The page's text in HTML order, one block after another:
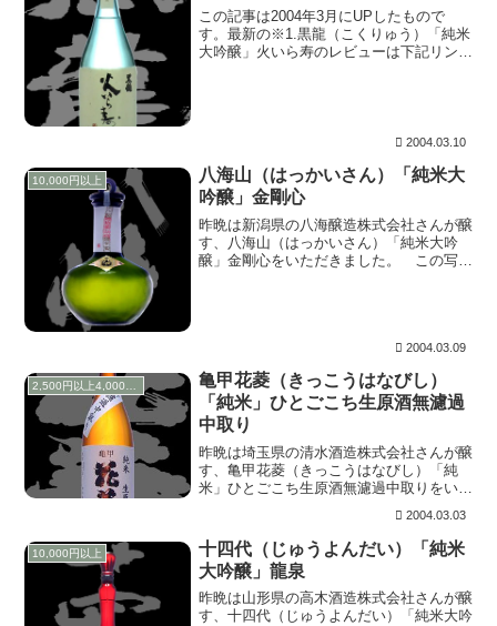
この記事は2004年3月にUPしたもので
す。最新の※1.黒龍（こくりゅう）「純米
大吟醸」火いら寿のレビューは下記リンク
2004.03.10
10,000円以上
八海山（はっかいさん）「純米大
吟醸」金剛心
昨晩は新潟県の八海醸造株式会社さんが醸
す、八海山（はっかいさん）「純米大吟
醸」金剛心をいただきました。 この写真
2004.03.09
亀甲花菱（きっこうはなびし）
「純米」ひとごこち生原酒無濾過
中取り
昨晩は埼玉県の清水酒造株式会社さんが醸
す、亀甲花菱（きっこうはなびし）「純
米」ひとごこち生原酒無濾過中取りをいた
も遊びに来ていただいている楽酒之会臨時
小使いさんに、「ちょっと早いけど誕生日
プレゼントです...
2004.03.03
10,000円以上
十四代（じゅうよんだい）「純米
大吟醸」龍泉
昨晩は山形県の高木酒造株式会社さんが醸
す、十四代（じゅうよんだい）「純米大吟